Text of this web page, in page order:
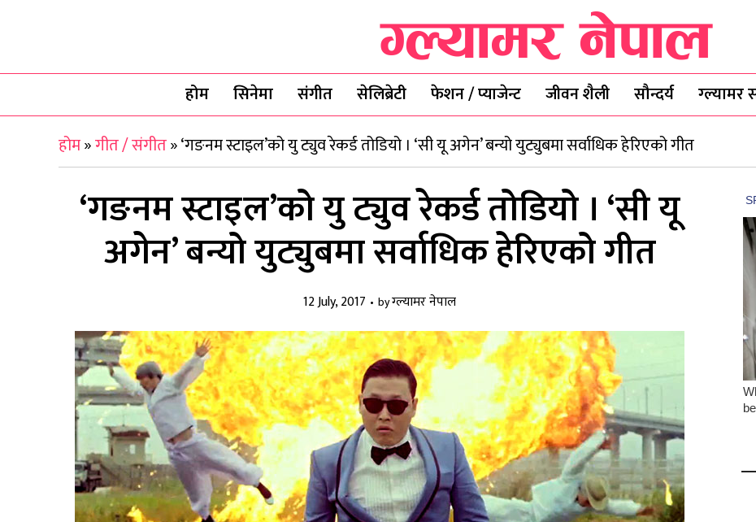
होम सिनेमा संगीत सेलिब्रेटी फेशन / प्याजेन्ट जीवन शैली सौन्दर्य ग्ल्यामर
होम»गीत / संगीत»‘गङनम स्टाइल’को यु ट्युव रेकर्ड तोडियो । ‘सी यू अगेन’ बन्यो युट्युबमा सर्वाधिक हेरिएको गीत
‘गङनम स्टाइल’को यु ट्युव रेकर्ड तोडियो । ‘सी यू
अगेन’ बन्यो युट्युबमा सर्वाधिक हेरिएको गीत
12 July, 2017 byग्ल्यामर नेपाल